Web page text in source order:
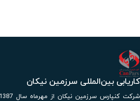
کاریابی بین‌المللی سرزمین نیکان